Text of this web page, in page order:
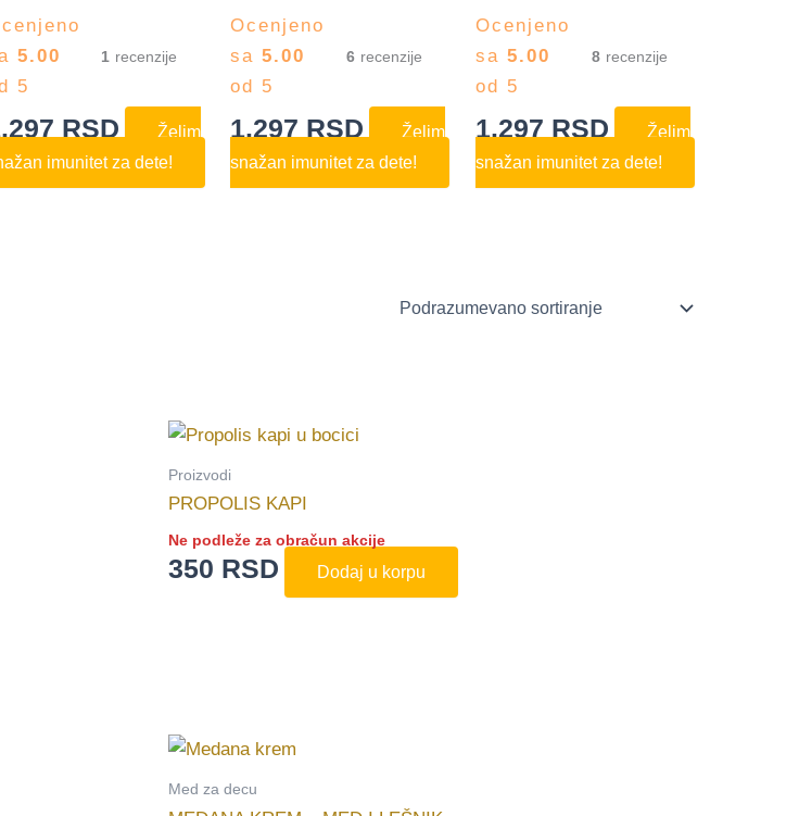
5.00
5
1
RSD
Želim
imunitet za dete!
Ocenjeno
sa5.00
od 5
6
1.297 RSD
Želim
snažan imunitet za dete!
Ocenjeno
sa5.00
od 5
8
1.297 RSD
Želim
snažan imunitet za dete!
Proizvodi
PROPOLIS KAPI
Ne podleže za obračun akcije
350 RSD Dodaj u korpu
Med za decu